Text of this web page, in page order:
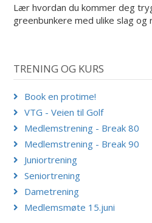
Lær hvordan du kommer deg
greenbunkere med ulike slag og
TRENING OG KURS
Book en protime!
VTG - Veien til Golf
Medlemstrening - Break 80
Medlemstrening - Break 90
Juniortrening
Seniortrening
Dametrening
Medlemsmøte 15.juni